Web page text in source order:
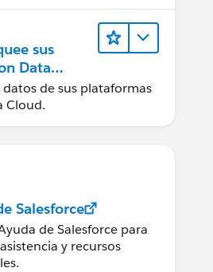
sus
Data
de sus plataformas
Cloud.
Salesforce
de Salesforce para
y recursos